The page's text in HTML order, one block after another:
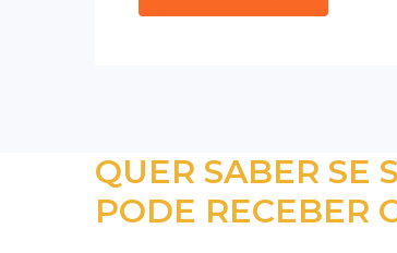
QUER SABER SE
PODE RECEBER